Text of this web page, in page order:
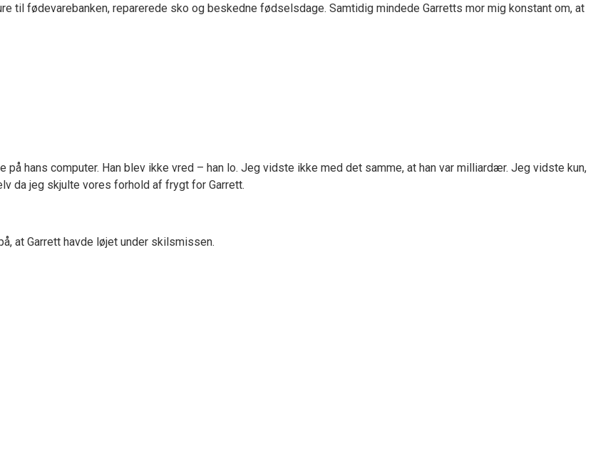
til fødevarebanken, reparerede sko og beskedne fødselsdage. Samtidig mindede Garretts mor mig konstant om, at
hans computer. Han blev ikke vred – han lo. Jeg vidste ikke med det samme, at han var milliardær. Jeg vidste kun,
da jeg skjulte vores forhold af frygt for Garrett.
at Garrett havde løjet under skilsmissen.